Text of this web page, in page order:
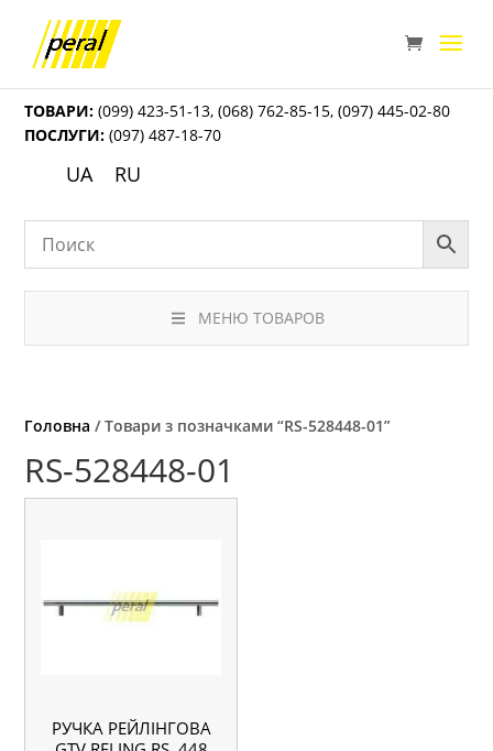
ТОВАРИ: (099) 423-51-13,(068) 762-85-15,(097) 445-02-80
ПОСЛУГИ: (097) 487-18-70
UA RU
МЕНЮ ТОВАРОВ
Головна / Товари з позначками “RS-528448-01”
RS-528448-01
РУЧКА РЕЙЛІНГОВА